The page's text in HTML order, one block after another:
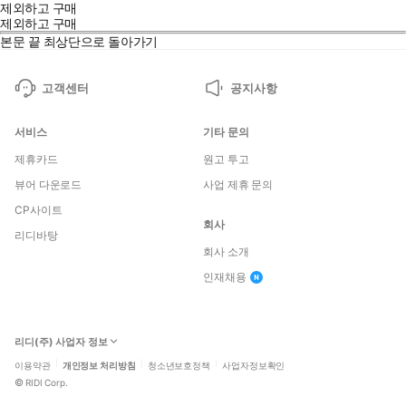
제외하고 구매
제외하고 구매
본문 끝 최상단으로 돌아가기
고객센터 공지사항
서비스
제휴카드
뷰어 다운로드
CP사이트
리디바탕
기타 문의
원고 투고
사업 제휴 문의
회사
회사 소개
인재채용
리디(주) 사업자 정보
이용약관 개인정보 처리방침 청소년보호정책 사업자정보확인
© RIDI Corp.